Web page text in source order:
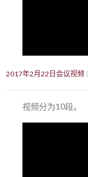
2017年2月22日会议视频
视频分为10段。